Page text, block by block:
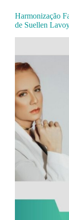
Harmonização
de Suellen